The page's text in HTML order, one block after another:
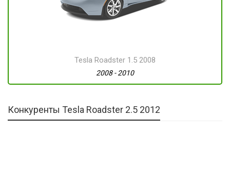
Tesla Roadster 1.5 2008
2008 - 2010
Конкуренты Tesla Roadster 2.5 2012